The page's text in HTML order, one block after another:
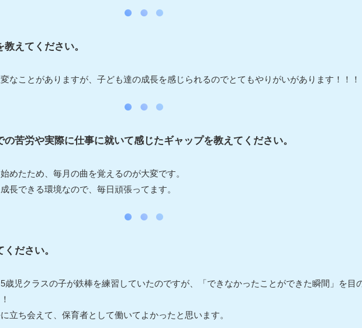
えてください。
なことがありますが、子ども達の成長を感じられるのでとてもやりがいがあります！！！
苦労や実際に仕事に就いて感じたギャップを教えてください。
めたため、毎月の曲を覚えるのが大変です。
長できる環境なので、毎日頑張ってます。
ださい。
歳児クラスの子が鉄棒を練習していたのですが、「できなかったことができた瞬間」を目
立ち会えて、保育者として働いてよかったと思います。